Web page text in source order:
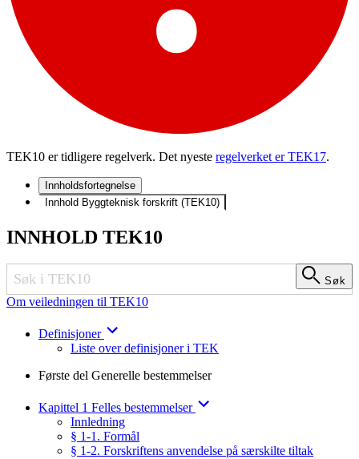
TEK10 er tidligere regelverk. Det nyeste regelverket er TEK17.
Innholdsfortegnelse
Innhold Byggteknisk forskrift (TEK10)
INNHOLD TEK10
Søk
Om veiledningen til TEK10
Definisjoner
Liste over definisjoner i TEK
Første del Generelle bestemmelser
Kapittel 1 Felles bestemmelser
Innledning
§ 1-1. Formål
§ 1-2. Forskriftens anvendelse på særskilte tiltak